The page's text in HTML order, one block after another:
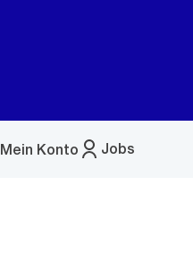
Jobs
Mein Konto
Menü